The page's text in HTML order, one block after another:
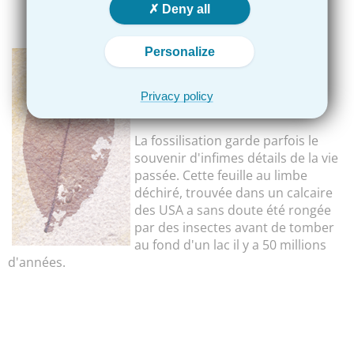
Feuille fossile
La fossilisation garde parfois le
souvenir d'infimes détails de la vie
passée. Cette feuille au limbe
déchiré, trouvée dans un calcaire
des USA a sans doute été rongée
par des insectes avant de tomber
au fond d'un lac il y a 50 millions
d'années.
Deny all
Personalize
Privacy policy